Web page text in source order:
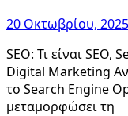
20 Οκτωβρίου, 2025
SEO: Τι είναι
Digital Marketing
το Search Engine
μεταμορφώσει τη